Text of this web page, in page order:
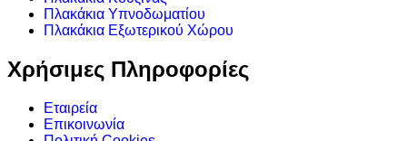
Πλακάκια Υπνοδωματίου
Πλακάκια Εξωτερικού Χώρου
Χρήσιμες Πληροφορίες
Εταιρεία
Επικοινωνία